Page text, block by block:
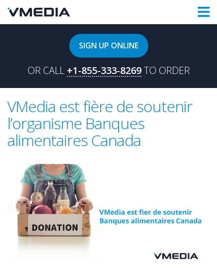
SIGN UP ONLINE
OR CALL +1-855-333-8269 TO ORDER
VMedia est fière de soutenir
l’organisme Banques
alimentaires Canada